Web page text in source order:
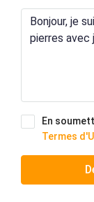
En
Termes